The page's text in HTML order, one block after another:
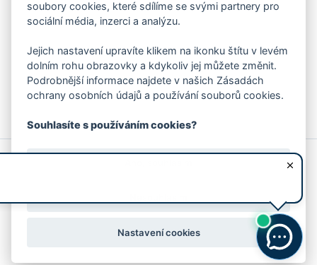
Chcete dostávat do svého mobilu či mailu upozornění na
ankety, pozvánky na kulturní a sportovní akce?
Více informací o aplikaci
© 2026 Magistrát města Zlína
Prohlášení o používání cookies
soubory cookies, které sdílíme se svými partnery pro
sociální média, inzerci a analýzu.
Jejich nastavení upravíte klikem na ikonku štítu v levém
dolním rohu obrazovky a kdykoliv jej můžete změnit.
Podrobnější informace najdete v našich Zásadách
ochrany osobních údajů a používání souborů cookies.
Souhlasíte s používáním cookies?
Nastavení cookies